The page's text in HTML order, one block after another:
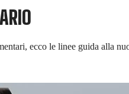
ecco le linee guida alla